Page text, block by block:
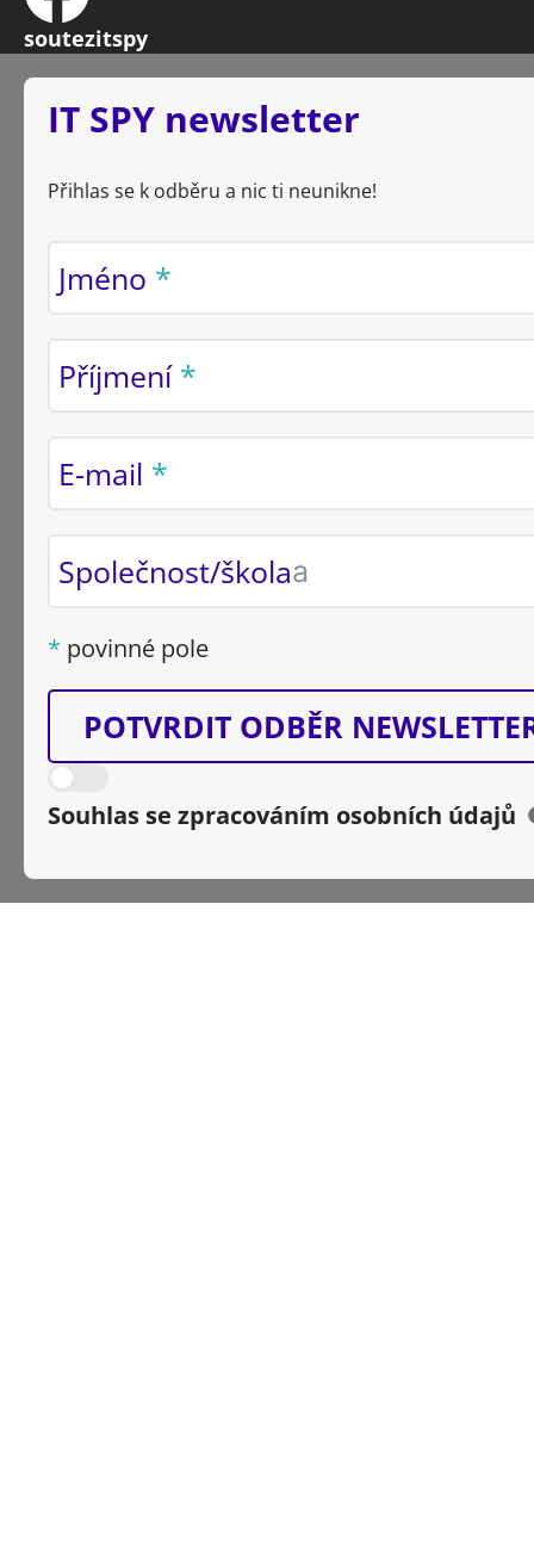
soutezitspy
IT SPY newsletter
Přihlas se k odběru a nic ti neunikne!
Jméno
Příjmení
E-mail
Společnost/škola
povinné pole
POTVRDIT ODBĚR
Souhlas se zpracováním osobních údajů